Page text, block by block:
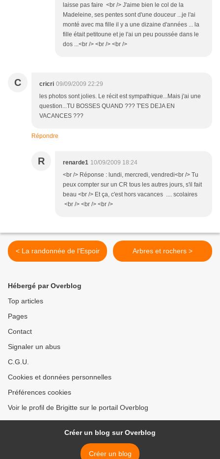
laisse pas faire <br /> J'aime bien le col de la
Madeleine, ses pentes sont d'une douceur ...je l'ai
monté avec ma fille il y a une dizaine d'années ... la
fille était petitoune et je l'ai un peu poussée dans le
dos ...<br /> <br /> <br />
C cricri 09/09/2009 22:29
les photos sont jolies. Le récit est sympathique...Mais j'ai une
question...TU BOSSES QUAND ??? T'ES DEJA EN
VACANCES ???
Répondre
R renarde1 10/09/2009 18:24
<br /> Réponse : lundi, mercredi, vendredi<br /> Tu
peux compter sur un CR tous les autres jours, s'il fait
beau <br /> Et ça, c'est hors vacances .... scolaires
<br /> <br /> <br />
< La randonnée de l'Espoir Arbres et rochers >
Hébergé par Overblog
Top articles
Pages
Contact
Signaler un abus
C.G.U.
Cookies et données personnelles
Préférences cookies
Voir le profil de Brigitte sur le portail Overblog
Créer un blog sur Overblog
Créer un blog